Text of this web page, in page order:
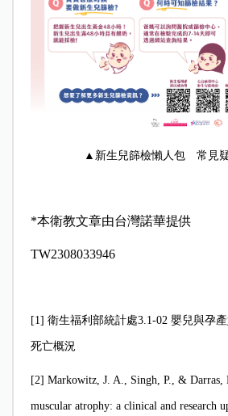
▲新生兒篩檢懶人包 常見
*本衛教文章由台灣諾華提供
TW2308033946
[1] 衛生福利部統計處3.1-02 嬰兒與孕
死亡概況
[2] Markowitz, J. A., Singh, P., & Darras,
muscular atrophy: a clinical and research